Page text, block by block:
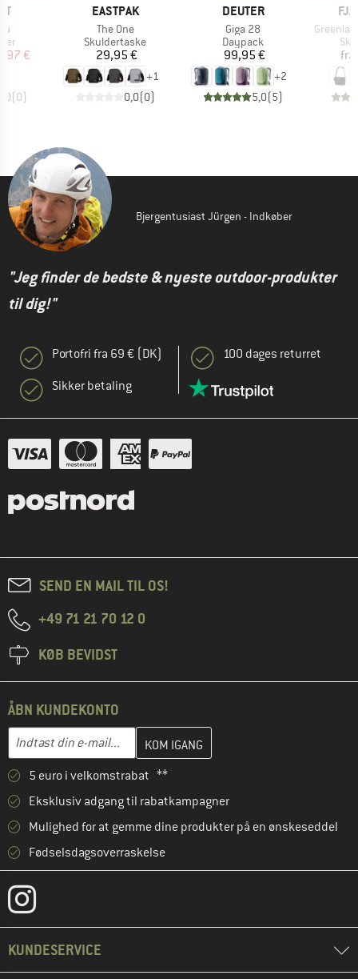
pris
€
(0)
MÆRKE
EASTPAK
Artikel
The One
Produktgruppe
Skuldertaske
Pris
29,95 €
+1
0,0(0)
MÆRKE
DEUTER
Artikel
Giga 28
Produktgruppe
Daypack
Pris
99,95 €
+2
5,0(5)
Artikel
fra
Bjergentusiast Jürgen - Indkøber
"Jeg finder de bedste & nyeste outdoor-produkter
til dig!"
Portofri fra 69 € (DK)
Sikker betaling
100 dages returret
SEND EN MAIL TIL OS!
+49 71 21 70 12 0
KØB BEVIDST
ÅBN KUNDEKONTO
Indtast din e-mail...
Indtast din e-mailadresse her, og opret i næste trin din
5 euro i velkomstrabat **
Eksklusiv adgang til rabatkampagner
Mulighed for at gemme dine produkter på en ønskeseddel
Fødselsdagsoverraskelse
KUNDESERVICE